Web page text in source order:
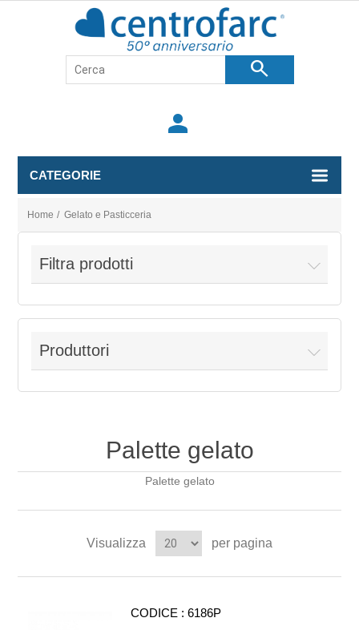
search
person
CATEGORIE
Home / Gelato e Pasticceria
Filtra prodotti
Produttori
Palette gelato
Palette gelato
Visualizza per pagina
CODICE :6186P